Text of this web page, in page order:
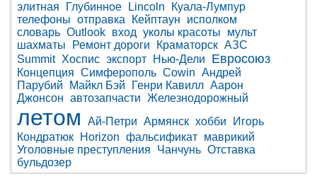
элитная Глубинное Lincoln
Куала-Лумпур
телефоны отправка Кейптаун
исполком
словарь Outlook вход уколы красоты
мульт
шахматы
Ремонт дороги Краматорск АЗС
Summit Хоспис экспорт Нью-Дели Евросоюз
Концепция Симферополь Cowin Андрей
Парубий
Майкл Бэй Генри Кавилл Аарон
Джонсон автозапчасти Железнодорожный
летом Ай-Петри Армянск хобби
Игорь
Кондратюк
Horizon фальсификат маврикий
Уголовные преступления
Чанчунь Отставка
бульдозер